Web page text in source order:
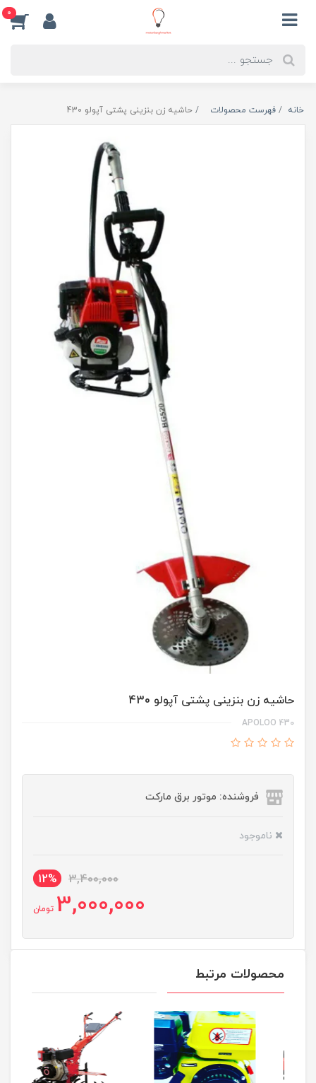
0
خانه فهرست محصولات حاشیه زن بنزینی پشتی آپولو 430
حاشیه زن بنزینی پشتی آپولو 430
APOLOO 430
فروشنده: موتور برق مارکت
ناموجود
3,400,000
12%
3,000,000 تومان
محصولات مرتبط